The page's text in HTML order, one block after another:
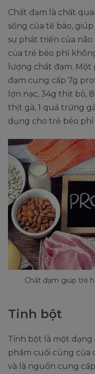
Chất đạm là chất
sống của tế bào,
sự phát triển của
của trẻ béo phì
lượng chất đạm.
đạm cung cấp 7g
lợn nạc, 34g thịt bò,
thịt gà, 1 quả trứng
dụng cho trẻ béo phì
Chất đạm giúp trẻ
Tinh bột
Tinh bột là một dạng
phẩm cuối cùng của
và là nguồn cung